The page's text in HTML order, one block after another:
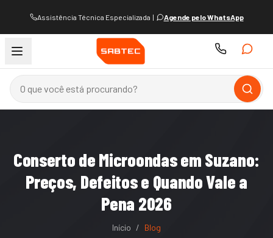
Assistência Técnica Especializada | Agende pelo WhatsApp
Conserto de Microondas em Suzano:
Preços, Defeitos e Quando Vale a
Pena 2026
Início / Blog